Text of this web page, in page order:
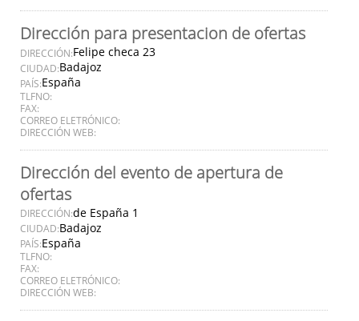
Dirección para presentacion de ofertas
DIRECCIÓN:Felipe checa 23
CIUDAD:Badajoz
PAÍS:España
TLFNO:
FAX:
CORREO ELETRÓNICO:
DIRECCIÓN WEB:
Dirección del evento de apertura de
ofertas
DIRECCIÓN:de España 1
CIUDAD:Badajoz
PAÍS:España
TLFNO:
FAX:
CORREO ELETRÓNICO:
DIRECCIÓN WEB: